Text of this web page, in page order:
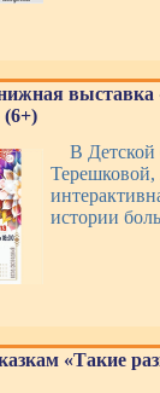
В Детской
Терешковой,
истории
«Такие